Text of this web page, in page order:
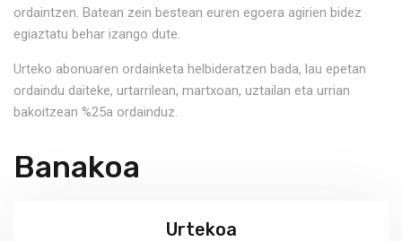
ordaintzen. Batean zein bestean euren egoera agirien bidez
egiaztatu behar izango dute.
Urteko abonuaren ordainketa helbideratzen bada, lau epetan
ordaindu daiteke, urtarrilean, martxoan, uztailan eta urrian
bakoitzean %25a ordainduz.
Banakoa
Urtekoa